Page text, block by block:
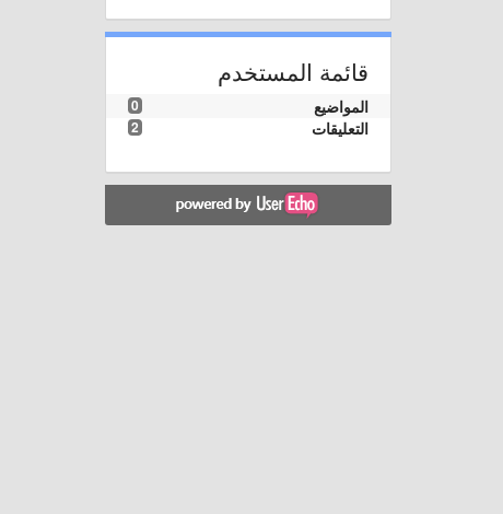
قائمة المستخدم
0 المواضيع
2 التعليقات